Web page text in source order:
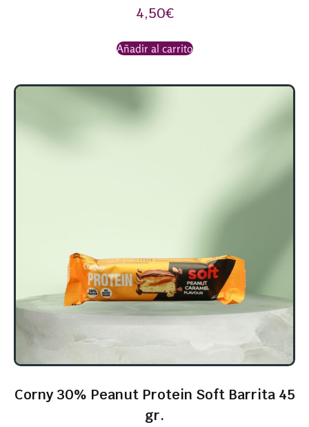
4,50€
Añadir al carrito
Corny 30% Peanut Protein Soft Barrita 45
gr.